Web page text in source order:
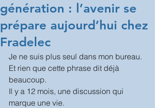
génération : l’avenir se
prépare aujourd’hui chez
Fradelec
Je ne suis plus seul dans mon bureau.
Et rien que cette phrase dit déjà
beaucoup.
Il y a 12 mois, une discussion qui
marque une vie.